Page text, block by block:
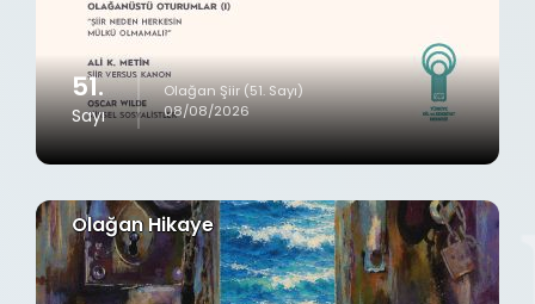
51.
Sayı
Olağan Şiir (51. Sayı)
08/08/2026
Olağan Hikaye